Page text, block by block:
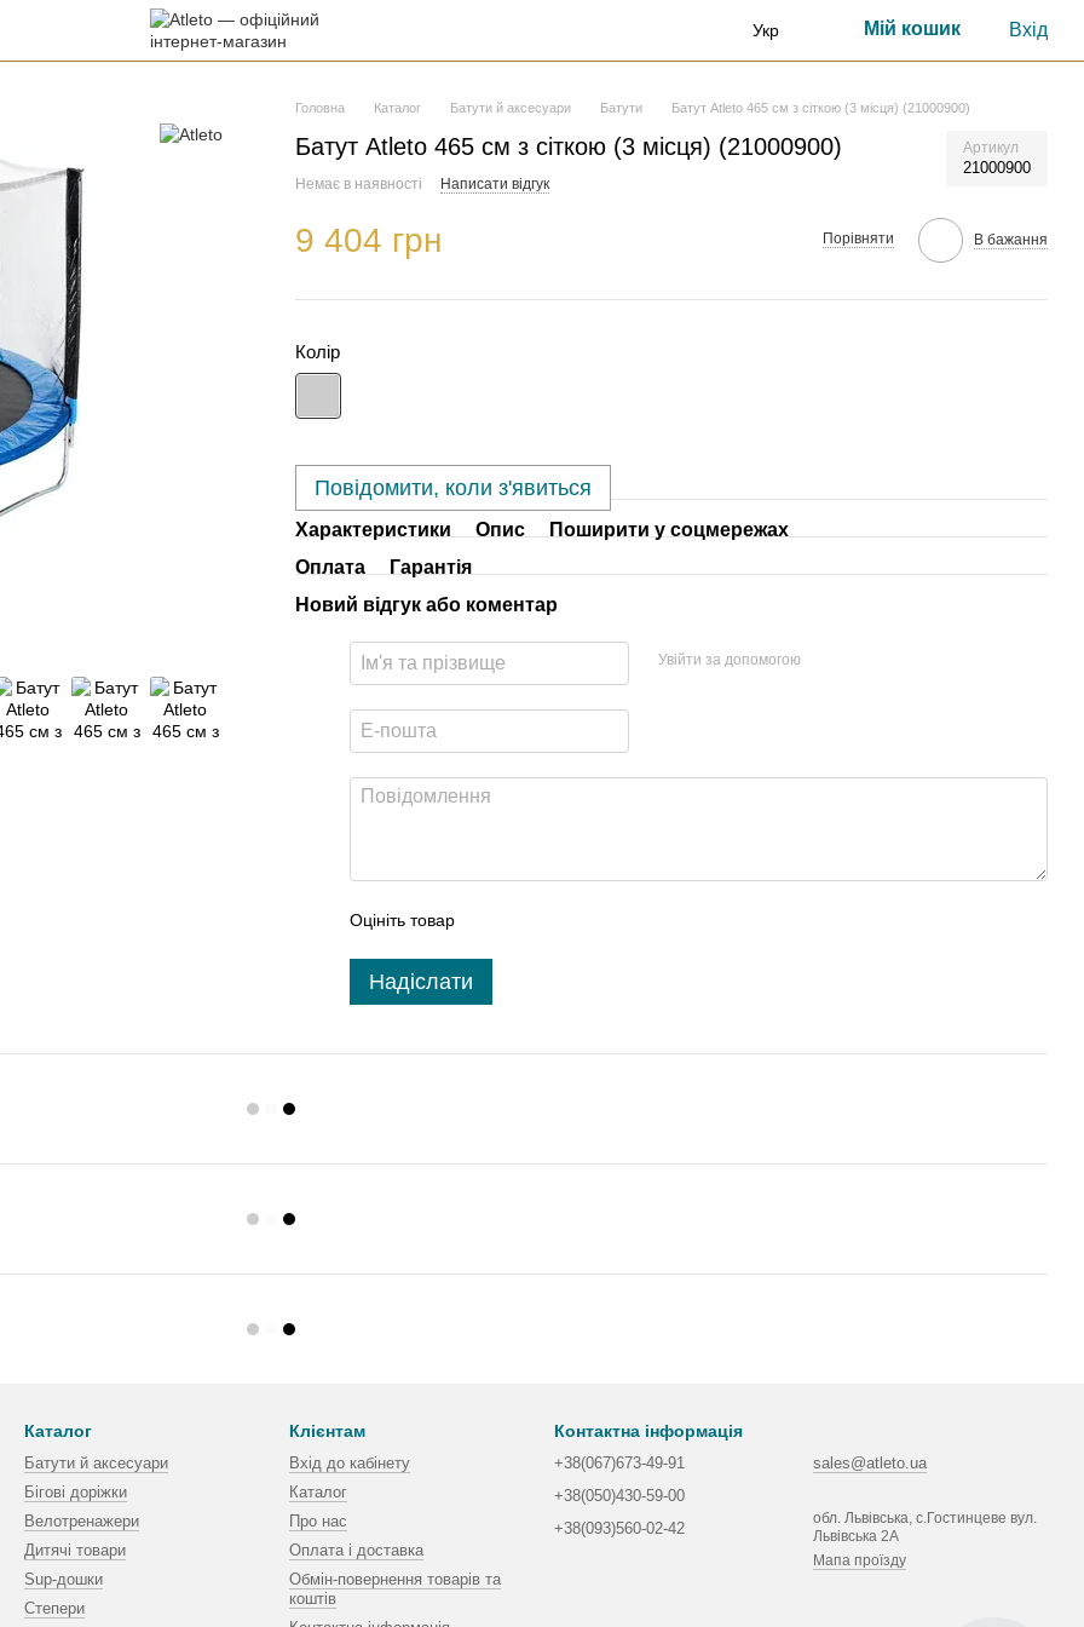
Укр Мій кошик Вхід
Головна Каталог Батути й аксесуари Батути Батут Atleto 465 см з сіткою (3 місця) (21000900)
Батут Atleto 465 см з сіткою (3 місця) (21000900) Артикул
21000900
Немає в наявності Написати відгук
9 404 грн Порівняти В бажання
Колір
Повідомити, коли з'явиться
Характеристики Опис
Поширити у соцмережах
Оплата
Гарантія
Новий відгук або коментар
Увійти за допомогою
Оцініть товар
Надіслати
Каталог
Батути й аксесуари
Бігові доріжки
Велотренажери
Дитячі товари
Sup-дошки
Степери
Клієнтам
Вхід до кабінету
Каталог
Про нас
Оплата і доставка
Обмін-повернення товарів та
коштів
Контактна інформація
+38(067)673-49-91
+38(050)430-59-00
+38(093)560-02-42
sales@atleto.ua
обл. Львівська, с.Гостинцеве вул.
Львівська 2А
Мапа проїзду